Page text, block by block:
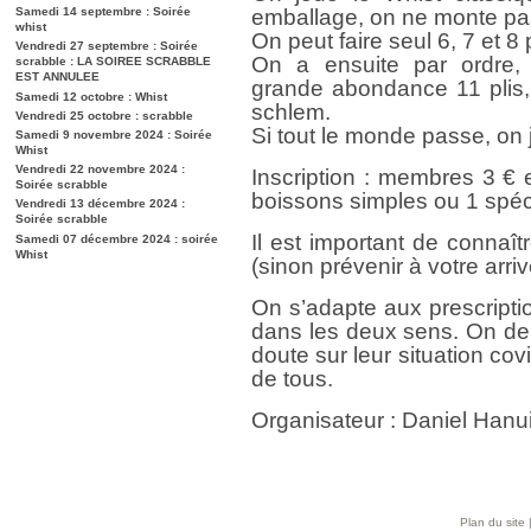
Samedi 14 septembre : Soirée
whist
Vendredi 27 septembre : Soirée
scrabble : LA SOIREE SCRABBLE
EST ANNULEE
Samedi 12 octobre : Whist
Vendredi 25 octobre : scrabble
Samedi 9 novembre 2024 : Soirée
Whist
Vendredi 22 novembre 2024 :
Soirée scrabble
Vendredi 13 décembre 2024 :
Soirée scrabble
Samedi 07 décembre 2024 : soirée
Whist
emballage, on ne monte
On peut faire seul 6, 7 et 8
On a ensuite par ordre,
grande abondance 11
schlem.
Si tout le monde passe,
Inscription : membres 3 €
boissons simples ou 1
Il est important de
(sinon prévenir à votre
On s’adapte aux
dans les deux sens. On
doute sur leur situation
de tous.
Organisateur : Daniel
Plan du site